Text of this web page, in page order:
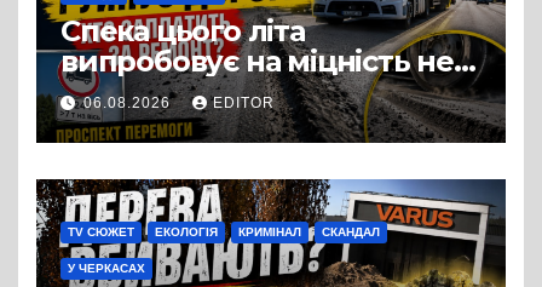
Спека цього літа
випробовує на міцність не
лише людей, а й дороги
Черкас
06.08.2026 EDITOR
TV СЮЖЕТ ЕКОЛОГІЯ КРИМІНАЛ СКАНДАЛ
У ЧЕРКАСАХ